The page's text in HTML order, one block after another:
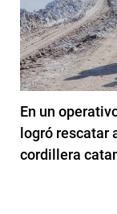
En un
logró rescatar
cordillera